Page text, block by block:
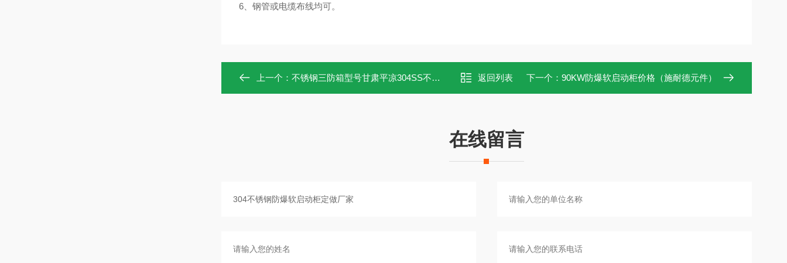
6、钢管或电缆布线均可。
上一个： 不锈钢三防箱型号甘肃平凉304SS不锈钢三防接线箱（三防仪表接线箱） 返回列表 下一个： 90KW防爆软启动柜价格（施耐德元件）
在线留言